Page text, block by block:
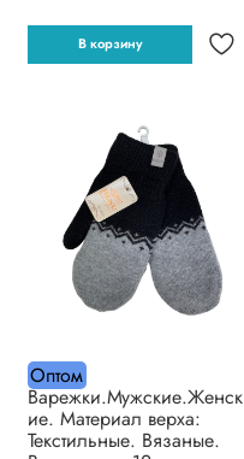
В корзину
Оптом
Варежки.Мужские.Женск
ие. Материал верха:
Текстильные. Вязаные.